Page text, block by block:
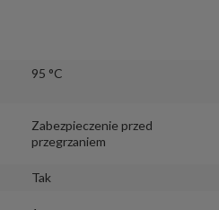
95 °C
Zabezpieczenie przed
przegrzaniem
Tak